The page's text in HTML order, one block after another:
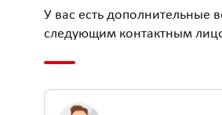
У вас есть дополнительные
следующим контактным